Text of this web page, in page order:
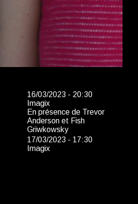
16/03/2023 - 20:30
Imagix
En présence de Trevor
Anderson et Fish
Griwkowsky
17/03/2023 - 17:30
Imagix